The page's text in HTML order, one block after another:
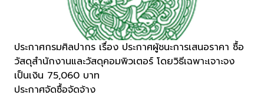
ประกาศกรมศิลปากร เรื่อง ประกาศผู้ชนะการเสนอราคา ซื้อ
วัสดุสำนักงานและวัสดุคอมพิวเตอร์ โดยวิธีเฉพาะเจาะจง
เป็นเงิน 75,060 บาท
ประกาศจัดซื้อจัดจ้าง